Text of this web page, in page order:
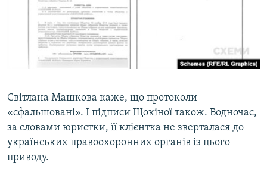
Світлана Машкова каже, що протоколи
«сфальшовані». І підписи Щокіної також. Водночас,
за словами юристки, її клієнтка не зверталася до
українських правоохоронних органів із цього
приводу.